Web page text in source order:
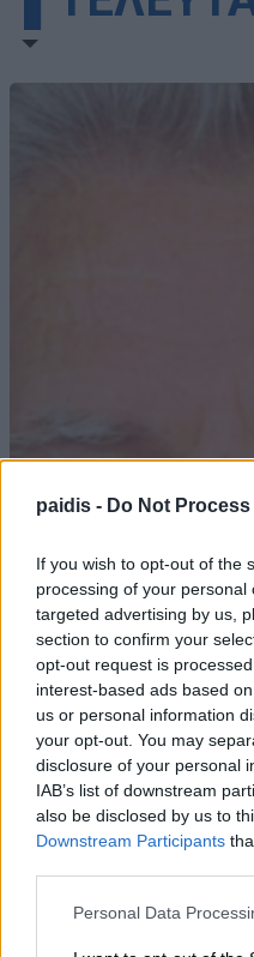
paidis - Do Not
If you wish to opt-out of the
processing of your
targeted advertising by us,
section to confirm your
opt-out request is
interest-based ads based
us or personal information
your opt-out. You may
disclosure of your personal
IAB’s list of downstream
also be disclosed by us to
Downstream Participants
Personal Data
Αύριο Σάββατο
κηδεία του